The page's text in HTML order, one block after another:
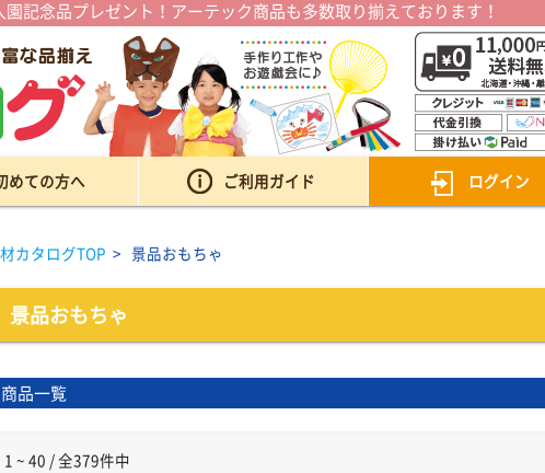
記念品プレゼント！アーテック商品も多数取り揃えております！
めての方へ ご利用ガイド ログイン
カタログTOP > 景品おもちゃ
景品おもちゃ
商品一覧
1 ~ 40 / 全379件中